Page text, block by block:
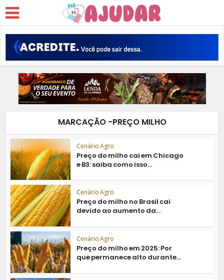
MARCAÇÃO -PREÇO MILHO
Cenário Agro
Preço do milho cai em Chicago
e B3: saiba como isso...
Cenário Agro
Preço do milho no Brasil cai
devido ao aumento da...
Cenário Agro
Preço do milho em 2025: Por
que permanece alto durante...